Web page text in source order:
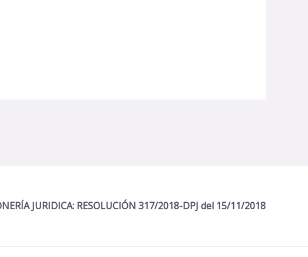
JURIDICA: RESOLUCIÓN 317/2018-DPJ del 15/11/2018